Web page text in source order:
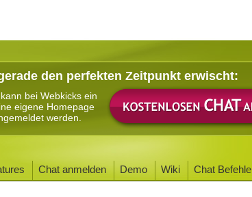
den perfekten Zeitpunkt erwischt:
bei Webkicks ein
eigene Homepage
werden.
Chat anmelden Demo Wiki Chat Befehle